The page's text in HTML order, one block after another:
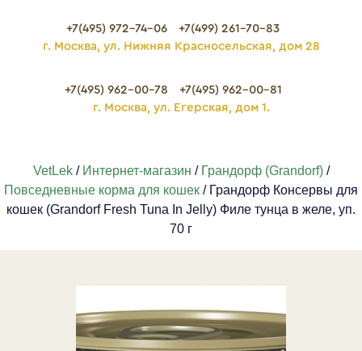
+7(495) 972-74-06
+7(499) 261-70-83
г. Москва, ул. Нижняя Красносельская, дом 28
+7(495) 962-00-78
+7(495) 962-00-81
г. Москва, ул. Егерская, дом 1.
VetLek/ Интернет-магазин / Грандорф (Grandorf)/
Повседневные корма для кошек / Грандорф Консервы для
кошек (Grandorf Fresh Tuna In Jelly) Филе тунца в желе, уп.
70 г